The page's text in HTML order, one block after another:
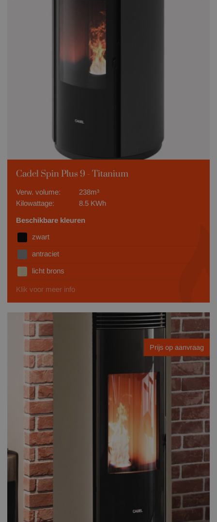
Cadel Spin Plus 9 - Titanium
Verw. volume:
238m³
Kilowattage:
8.5 KWh
Beschikbare kleuren
zwart
antraciet
licht brons
Klik voor meer info
Prijs op aanvraag